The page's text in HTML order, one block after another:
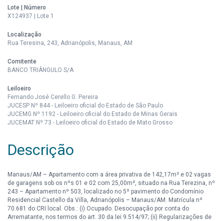
Lote | Número
X124937 | Lote 1
Localização
Rua Teresina, 243, Adrianópolis, Manaus, AM
Comitente
BANCO TRIÂNGULO S/A
Leiloeiro
Fernando José Cerello G. Pereira
JUCESP Nº 844 - Leiloeiro oficial do Estado de São Paulo
JUCEMG Nº 1192 - Leiloeiro oficial do Estado de Minas Gerais
JUCEMAT Nº 73 - Leiloeiro oficial do Estado de Mato Grosso
Descrição
Manaus/AM – Apartamento com a área privativa de 142,17m² e 02 vagas
de garagens sob os nºs 01 e 02 com 25,00m², situado na Rua Terezina, nº
243 – Apartamento nº 503, localizado no 5º pavimento do Condomínio
Residencial Castello da Villa, Adrianópolis – Manaus/AM. Matrícula nº
70.681 do CRI local. Obs.: (i) Ocupado. Desocupação por conta do
Arrematante, nos termos do art. 30 da lei 9.514/97; (ii) Regularizações de